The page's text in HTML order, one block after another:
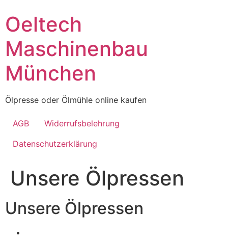
to
content
Oeltech
Maschinenbau
München
Ölpresse oder Ölmühle online kaufen
AGB
Widerrufsbelehrung
Datenschutzerklärung
Unsere Ölpressen
Unsere Ölpressen